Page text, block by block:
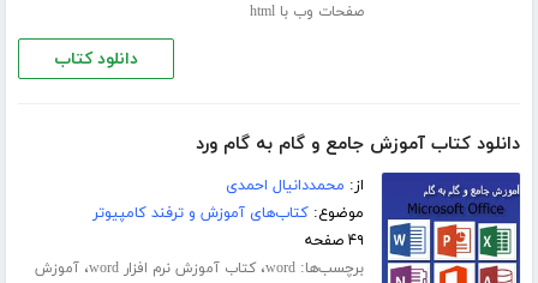
صفحات وب با html
دانلود کتاب
دانلود کتاب آموزش جامع و گام به گام ورد
از: محمددانیال احمدی
موضوع:کتاب‌های آموزش و ترفند کامپیوتر
۴۹ صفحه
برچسب‌ها:word،کتاب آموزش نرم افزار word ،آموزش